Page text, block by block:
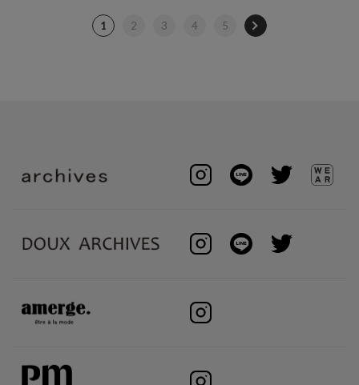
1 2 3 4 5